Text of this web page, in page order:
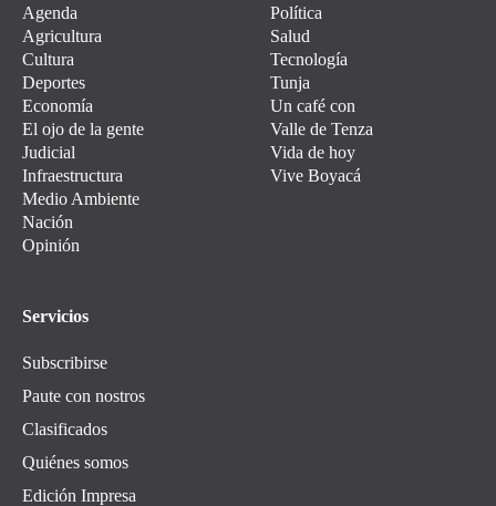
Agenda
Agricultura
Cultura
Deportes
Economía
El ojo de la gente
Judicial
Infraestructura
Medio Ambiente
Nación
Opinión
Política
Salud
Tecnología
Tunja
Un café con
Valle de Tenza
Vida de hoy
Vive Boyacá
Servicios
Subscribirse
Paute con nostros
Clasificados
Quiénes somos
Edición Impresa